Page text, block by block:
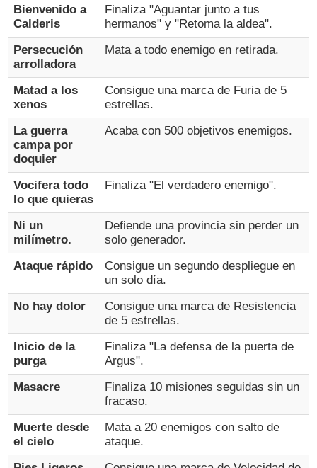
Bienvenido a
Calderis
Finaliza "Aguantar junto a tus
hermanos" y "Retoma la aldea".
Persecución
arrolladora
Mata a todo enemigo en retirada.
Matad a los
xenos
Consigue una marca de Furia de 5
estrellas.
La guerra
campa por
doquier
Acaba con 500 objetivos enemigos.
Vocifera todo
lo que quieras
Finaliza "El verdadero enemigo".
Ni un
milímetro.
Defiende una provincia sin perder un
solo generador.
Ataque rápido
Consigue un segundo despliegue en
un solo día.
No hay dolor
Consigue una marca de Resistencia
de 5 estrellas.
Inicio de la
purga
Finaliza "La defensa de la puerta de
Argus".
Masacre
Finaliza 10 misiones seguidas sin un
fracaso.
Muerte desde
el cielo
Mata a 20 enemigos con salto de
ataque.